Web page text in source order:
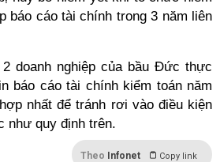
báo cáo tài chính trong 3 năm liên
doanh nghiệp của bầu Đức thực
báo cáo tài chính kiểm toán năm
nhất để tránh rơi vào điều kiện
như quy định trên.
Theo Infonet Copy link